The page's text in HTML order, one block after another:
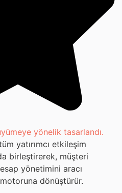
yönelik tasarlandı.
yatırımcı etkileşim
birleştirerek, müşteri
yönetimini aracı
dönüştürür.